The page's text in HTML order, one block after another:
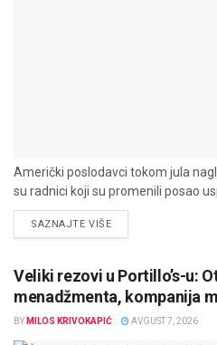
Američki poslodavci tokom jula
su radnici koji su promenili posao
SAZNAJTE VIŠEDETAILS
Veliki rezovi u Portillo’s-u:
menadžmenta, kompanija
BY MILOS KRIVOKAPIĆ AVGUST 7, 2026